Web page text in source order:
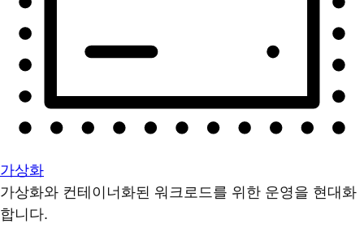
가상화
가상화와 컨테이너화된 워크로드를 위한 운영을 현대화
합니다.